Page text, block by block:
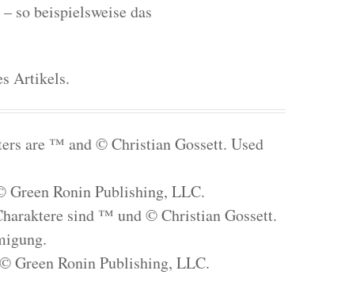
so beispielsweise das
Artikels.
are ™ and © Christian Gossett. Used
Green Ronin Publishing, LLC.
sind ™ und © Christian Gossett.
Green Ronin Publishing, LLC.